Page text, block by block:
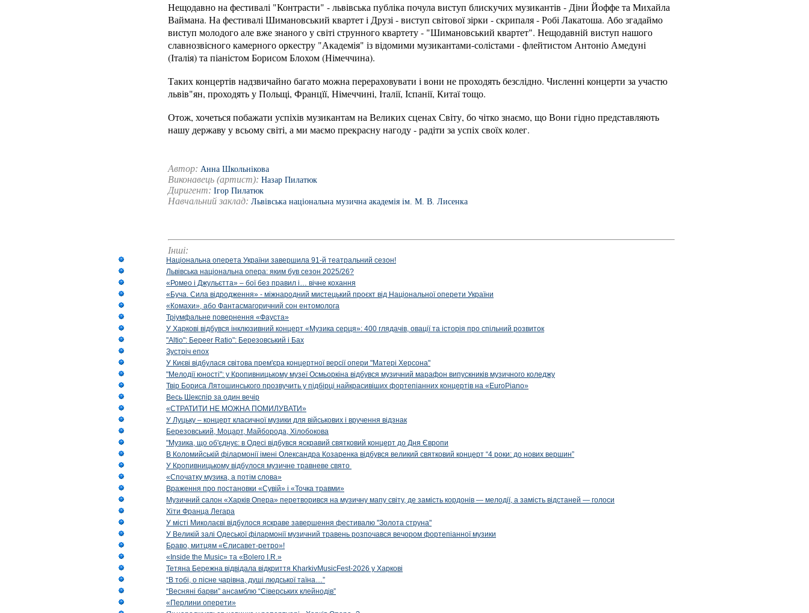
Нещодавно на фестивалі "Контрасти" - львівська публіка почула виступ блискучих музикантів - Діни Йоффе та Михайла
Ваймана. На фестивалі Шимановський квартет і Друзі - виступ світової зірки - скрипаля - Робі Лакатоша. Або згадаймо
виступ молодого але вже знаного у світі струнного квартету - "Шимановський квартет". Нещодавній виступ нашого
славнозвісного камерного оркестру "Академія" із відомими музикантами-солістами - флейтистом Антоніо Амедуні
(Італія) та піаністом Борисом Блохом (Німеччина).
Таких концертів надзвичайно багато можна перераховувати і вони не проходять безслідно. Численні концерти за участю
львів"ян, проходять у Польщі, Францїї, Німеччині, Італії, Іспанії, Китаї тощо.
Отож, хочеться побажати успіхів музикантам на Великих сценах Світу, бо чітко знаємо, що Вони гідно представляють
нашу державу у всьому світі, а ми маємо прекрасну нагоду - радіти за успіх своїх колег.
Автор: Анна Школьнікова
Виконавець (артист): Назар Пилатюк
Диригент: Ігор Пилатюк
Навчальний заклад: Львівська національна музична академія ім. М. В. Лисенка
Інші:
Національна оперета України завершила 91-й театральний сезон!
Львівська національна опера: яким був сезон 2025/26?
«Ромео і Джульєтта» – бої без правил і… вічне кохання
«Буча. Сила відродження» - міжнародний мистецький проєкт від Національної оперети України
«Комахи», або Фантасмагоричний сон ентомолога
Тріумфальне повернення «Фауста»
У Харкові відбувся інклюзивний концерт «Музика серця»: 400 глядачів, овації та історія про спільний розвиток
"Altio": Береer Ratio": Березовський і Бах
Зустріч епох
У Києві відбулася світова прем'єра концертної версії опери "Матері Херсона"
"Мелодії юності": у Кропивницькому музеї Осмьоркіна відбувся музичний марафон випускників музичного коледжу
Твір Бориса Лятошинського прозвучить у підбірці найкрасивіших фортепіанних концертів на «EuroPiano»
Весь Шекспір за один вечір
«СТРАТИТИ НЕ МОЖНА ПОМИЛУВАТИ»
У Луцьку – концерт класичної музики для військових і вручення відзнак
Березовський, Моцарт, Майборода, Хілобокова
"Музика, що об'єднує: в Одесі відбувся яскравий святковий концерт до Дня Європи
В Коломийській філармонії імені Олександра Козаренка відбувся великий святковий концерт “4 роки: до нових вершин”
У Кропивницькому відбулося музичне травневе свято
«Спочатку музика, а потім слова»
Враження про постановки «Сувій» і «Точка травми»
Музичний салон «Харків Опера» перетворився на музичну мапу світу, де замість кордонів — мелодії, а замість відстаней — голоси
Хіти Франца Легара
У місті Миколаєві відбулося яскраве завершення фестивалю "Золота струна"
У Великій залі Одеської філармонії музичний травень розпочався вечором фортепіанної музики
Браво, митцям «Єлисавет-ретро»!
«Inside the Music» та «Bolero I.R.»
Тетяна Бережна відвідала відкриття KharkivMusicFest-2026 у Харкові
“В тобі, о пісне чарівна, душі людської таїна…”
“Весняні барви” ансамблю “Сіверських клейнодів”
«Перлини оперети»